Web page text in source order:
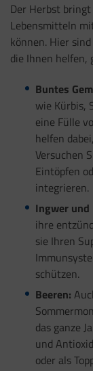
Der Herbst
Lebensmitteln
können. Hier
die Ihnen helfen,
Buntes
wie Kürbis,
eine Fülle
helfen
Versuchen
Eintöpfen
integrieren.
Ingwer und
ihre
sie Ihren
schützen.
Beeren:
das ganze
und
oder als